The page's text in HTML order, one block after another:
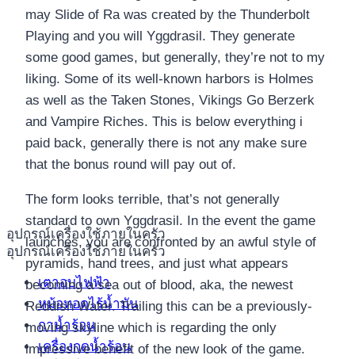
อุปกรณ์เครื่องใช้ภายในครัว
อุปกรณ์เครื่องใช้ภายในครัว
เตาอบไฟฟ้า
หม้อทอดไร้น้ำมัน
กาน้ำร้อน
เครื่องกดน้ำร้อน
may Slide of Ra was created by the Thunderbolt
Playing and you will Yggdrasil. They generate
some good games, but generally, they’re not to my
liking. Some of its well-known harbors is Holmes
as well as the Taken Stones, Vikings Go Berzerk
and Vampire Riches. This is below everything i
paid back, generally there is not any make sure
that the bonus round will pay out of.
The form looks terrible, that’s not generally
standard to own Yggdrasil. In the event the game
launches, you are confronted by an awful style of
pyramids, hand trees, and just what appears
becoming a sea out of blood, aka, the newest
Reddish Water. Trailing this can be a previously-
moving skyline which is regarding the only
impressive benefit of the new look of the game.